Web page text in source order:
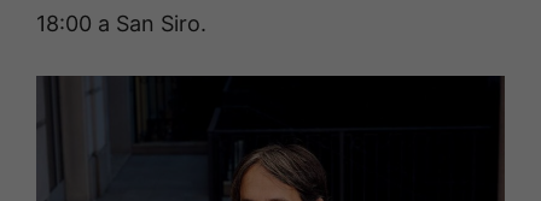
18:00 a San Siro.